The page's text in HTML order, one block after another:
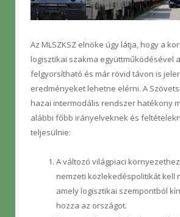
Az MLSZKSZ elnöke úgy látja, hogy a
logisztikai szakma együttműködésével
felgyorsítható és már rövid távon is
eredményeket lehetne elérni. A
hazai intermodális rendszer hatékony
alábbi főbb irányelveknek és
teljesülnie:
A változó világpiaci
nemzeti közlekedéspolitikát kell
amely logisztikai szempontból
hozza az országot.